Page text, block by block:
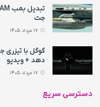
جت
دهد + ویدیو
دسترسی سریع